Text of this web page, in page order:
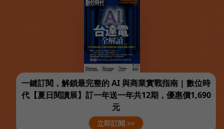
一鍵訂閱，解鎖最完整的 AI 與商業實戰指南 | 數位時
代【夏日閱讀展】訂一年送一年共12期，優惠價1,690
元
立即訂閱 >>